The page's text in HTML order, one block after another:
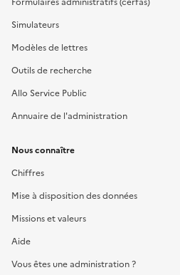
Simulateurs
Modèles de lettres
Outils de recherche
Allo Service Public
Annuaire de l'administration
Nous connaître
Chiffres
Mise à disposition des données
Missions et valeurs
Aide
Vous êtes une administration ?